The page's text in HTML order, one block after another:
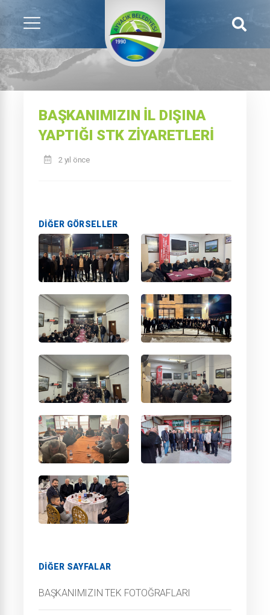
BAŞKANIMIZIN İL DIŞINA
YAPTIĞI STK ZİYARETLERİ
2 yıl önce
DIĞER GÖRSELLER
DIĞER SAYFALAR
BAŞKANIMIZIN TEK FOTOĞRAFLARI